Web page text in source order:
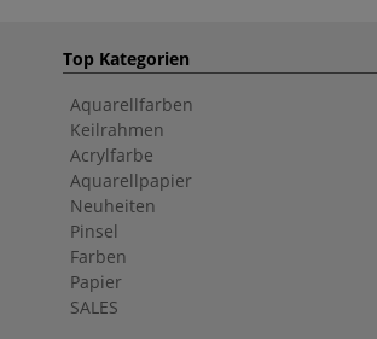
Top Kategorien
Aquarellfarben
Keilrahmen
Acrylfarbe
Aquarellpapier
Neuheiten
Pinsel
Farben
Papier
SALES